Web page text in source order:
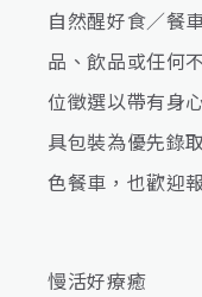
自然醒好食／餐
品、飲品或任何
位徵選以帶有身
具包裝為優先錄
色餐車，也歡迎
慢活好療癒